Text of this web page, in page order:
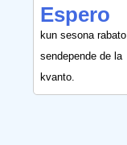
Espero
kun sesona rabato
sendepende de la
kvanto.